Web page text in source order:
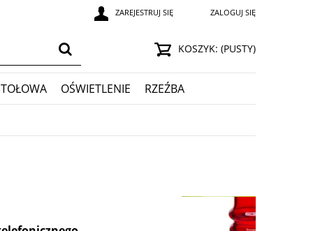
ZAREJESTRUJ SIĘ ZALOGUJ SIĘ
KOSZYK: (PUSTY)
OŚWIETLENIE
RZEŹBA